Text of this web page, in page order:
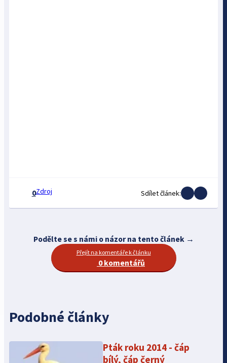
0Zdroj Sdílet článek:
Podělte se s námi o názor na tento článek →
Přejít na komentáře k článku
0 komentářů
Podobné články
Pták roku 2014 - čáp
bílý, čáp černý